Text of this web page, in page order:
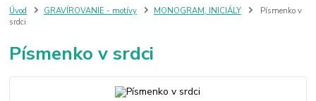
Úvod GRAVÍROVANIE - motívy MONOGRAM, INICIÁLY
Písmenko v
srdci
Písmenko v srdci